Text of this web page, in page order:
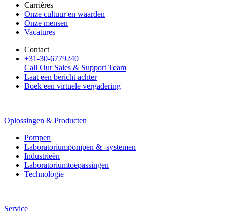
Carrières
Onze cultuur en waarden
Onze mensen
Vacatures
Contact
+31-30-6779240
Call Our Sales & Support Team
Laat een bericht achter
Boek een virtuele vergadering
Oplossingen & Producten
Pompen
Laboratoriumpompen & -systemen
Industrieën
Laboratoriumtoepassingen
Technologie
Service